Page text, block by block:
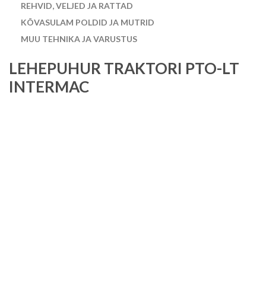
REHVID, VELJED JA RATTAD
KÕVASULAM POLDID JA MUTRID
MUU TEHNIKA JA VARUSTUS
LEHEPUHUR TRAKTORI PTO-LT
INTERMAC